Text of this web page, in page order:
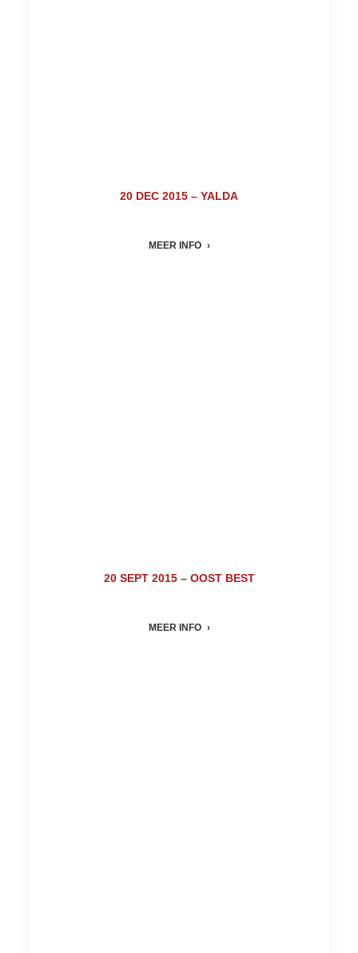
20 DEC 2015 – YALDA
MEER INFO
20 SEPT 2015 – OOST BEST
MEER INFO